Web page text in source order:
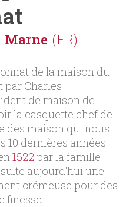
Marne (FR)
de la maison du
par Charles
de maison de
la casquette chef de
des maison qui nous
10 dernières années.
1522 par la famille
aujourd'hui une
crémeuse pour des
finesse.